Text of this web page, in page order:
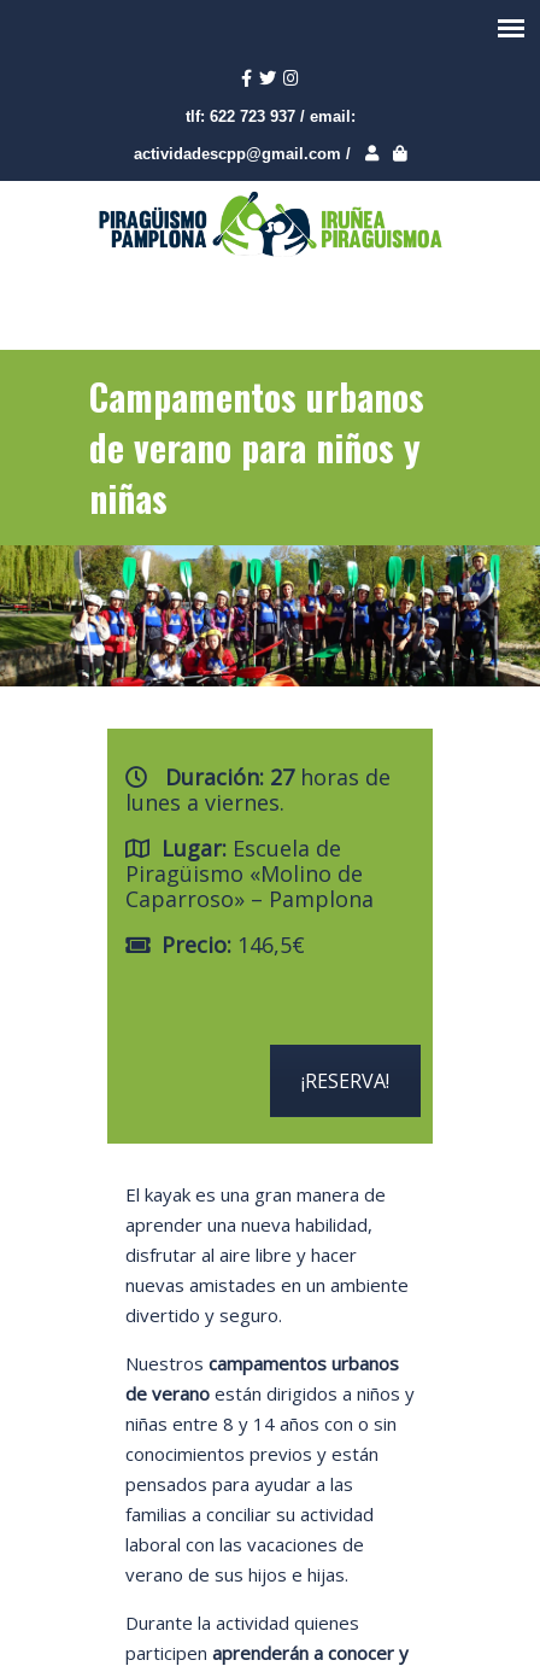
tlf: 622 723 937 / email:
actividadescpp@gmail.com /
Campamentos urbanos
de verano para niños y
niñas
Duración: 27horas de
lunes a viernes.
Lugar: Escuela de
Piragüismo «Molino de
Caparroso» – Pamplona
Precio: 146,5€
¡RESERVA!
El kayak es una gran manera de
aprender una nueva habilidad,
disfrutar al aire libre y hacer
nuevas amistades en un ambiente
divertido y seguro.
Nuestros campamentos urbanos
de verano están dirigidos a niños y
niñas entre 8 y 14 años con o sin
conocimientos previos y están
pensados para ayudar a las
familias a conciliar su actividad
laboral con las vacaciones de
verano de sus hijos e hijas.
Durante la actividad quienes
participen aprenderán a conocer y